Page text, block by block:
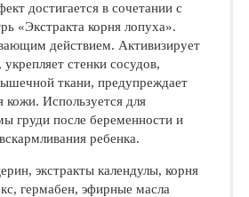
достигается в сочетании с
«Экстракта корня лопуха».
действием. Активизирует
стенки сосудов,
ткани, предупреждает
кожи. Используется для
груди после беременности и
ребенка.
экстракты календулы, корня
гермабен, эфирные масла